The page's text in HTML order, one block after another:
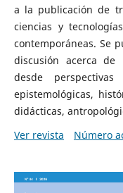
a la publicación de
ciencias y
contemporáneas. Se
discusión acerca de
desde perspectivas
epistemológicas,
didácticas,
Ver revista
Número